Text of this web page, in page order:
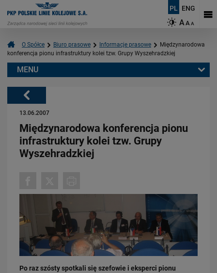
PL ENG
AAA
O Spółce Biuro prasowe Informacje prasowe
Międzynarodowa
konferencja pionu infrastruktury kolei tzw. Grupy Wyszehradzkiej
Powrót
13.06.2007
Międzynarodowa konferencja pionu
infrastruktury kolei tzw. Grupy
Wyszehradzkiej
Po raz szósty spotkali się szefowie i eksperci pionu
MENU